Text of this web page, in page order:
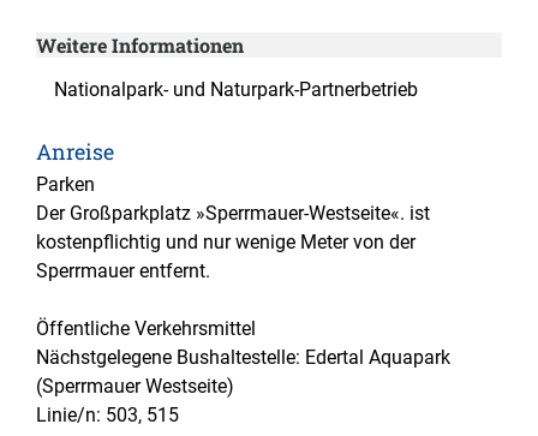
Weitere Informationen
Nationalpark- und Naturpark-Partnerbetrieb
Anreise
Parken
Der Großparkplatz »Sperrmauer-Westseite«. ist
kostenpflichtig und nur wenige Meter von der
Sperrmauer entfernt.
Öffentliche Verkehrsmittel
Nächstgelegene Bushaltestelle: Edertal Aquapark
(Sperrmauer Westseite)
Linie/n: 503, 515